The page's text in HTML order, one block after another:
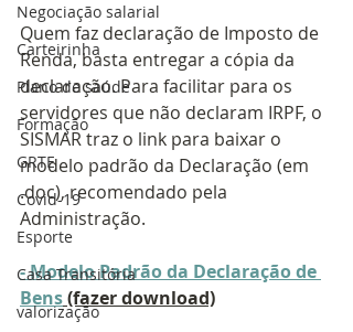
Negociação salarial
Carteirinha
Plano de saúde
Formação
GRTE
Covid-19
Esporte
Casa Transitória
valorização
Quem faz declaração de Imposto de
Renda, basta entregar a cópia da
declaração. Para facilitar para os
servidores que não declaram IRPF, o
SISMAR traz o link para baixar o
modelo padrão da Declaração (em
.doc), recomendado pela
Administração.
- Modelo Padrão da Declaração de
Bens (fazer download)